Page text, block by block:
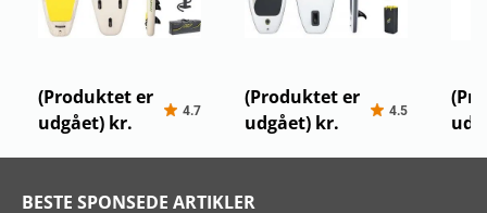
Kahawai
(Produktet er
udgået) kr.
4.7
White Cap
(Produktet er
udgået) kr.
4.5
BESTE SPONSEDE ARTIKLER